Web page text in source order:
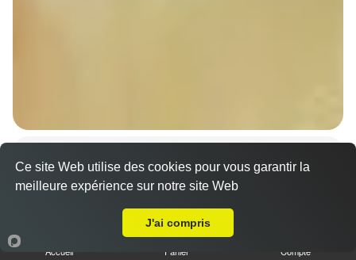
Dès7.00 €
Accueil Panier Compte
Ce site Web utilise des cookies pour vous garantir la
meilleure expérience sur notre site Web
J'ai compris